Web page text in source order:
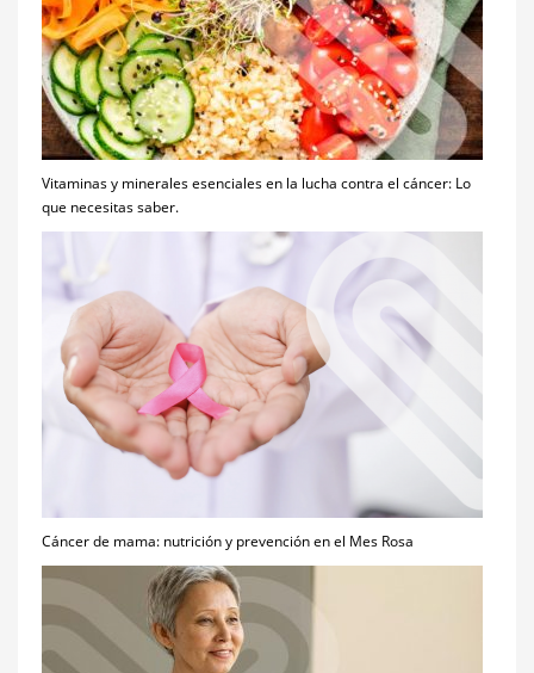
Vitaminas y minerales esenciales en la lucha contra el cáncer: Lo
que necesitas saber.
Cáncer de mama: nutrición y prevención en el Mes Rosa